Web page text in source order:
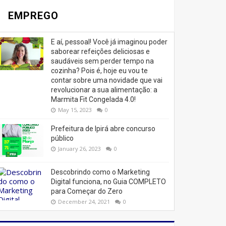
EMPREGO
E aí, pessoal! Você já imaginou poder
saborear refeições deliciosas e
saudáveis ​​sem perder tempo na
cozinha? Pois é, hoje eu vou te
contar sobre uma novidade que vai
revolucionar a sua alimentação: a
Marmita Fit Congelada 4.0!
May 15, 2023 0
Prefeitura de Ipirá abre concurso
público
January 26, 2023 0
Descobrindo como o Marketing
Digital funciona, no Guia COMPLETO
para Começar do Zero
December 24, 2021 0